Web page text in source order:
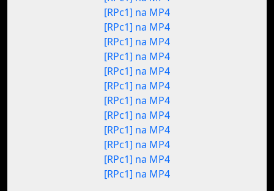
[RPc1] na MP4
[RPc1] na MP4
[RPc1] na MP4
[RPc1] na MP4
[RPc1] na MP4
[RPc1] na MP4
[RPc1] na MP4
[RPc1] na MP4
[RPc1] na MP4
[RPc1] na MP4
[RPc1] na MP4
[RPc1] na MP4